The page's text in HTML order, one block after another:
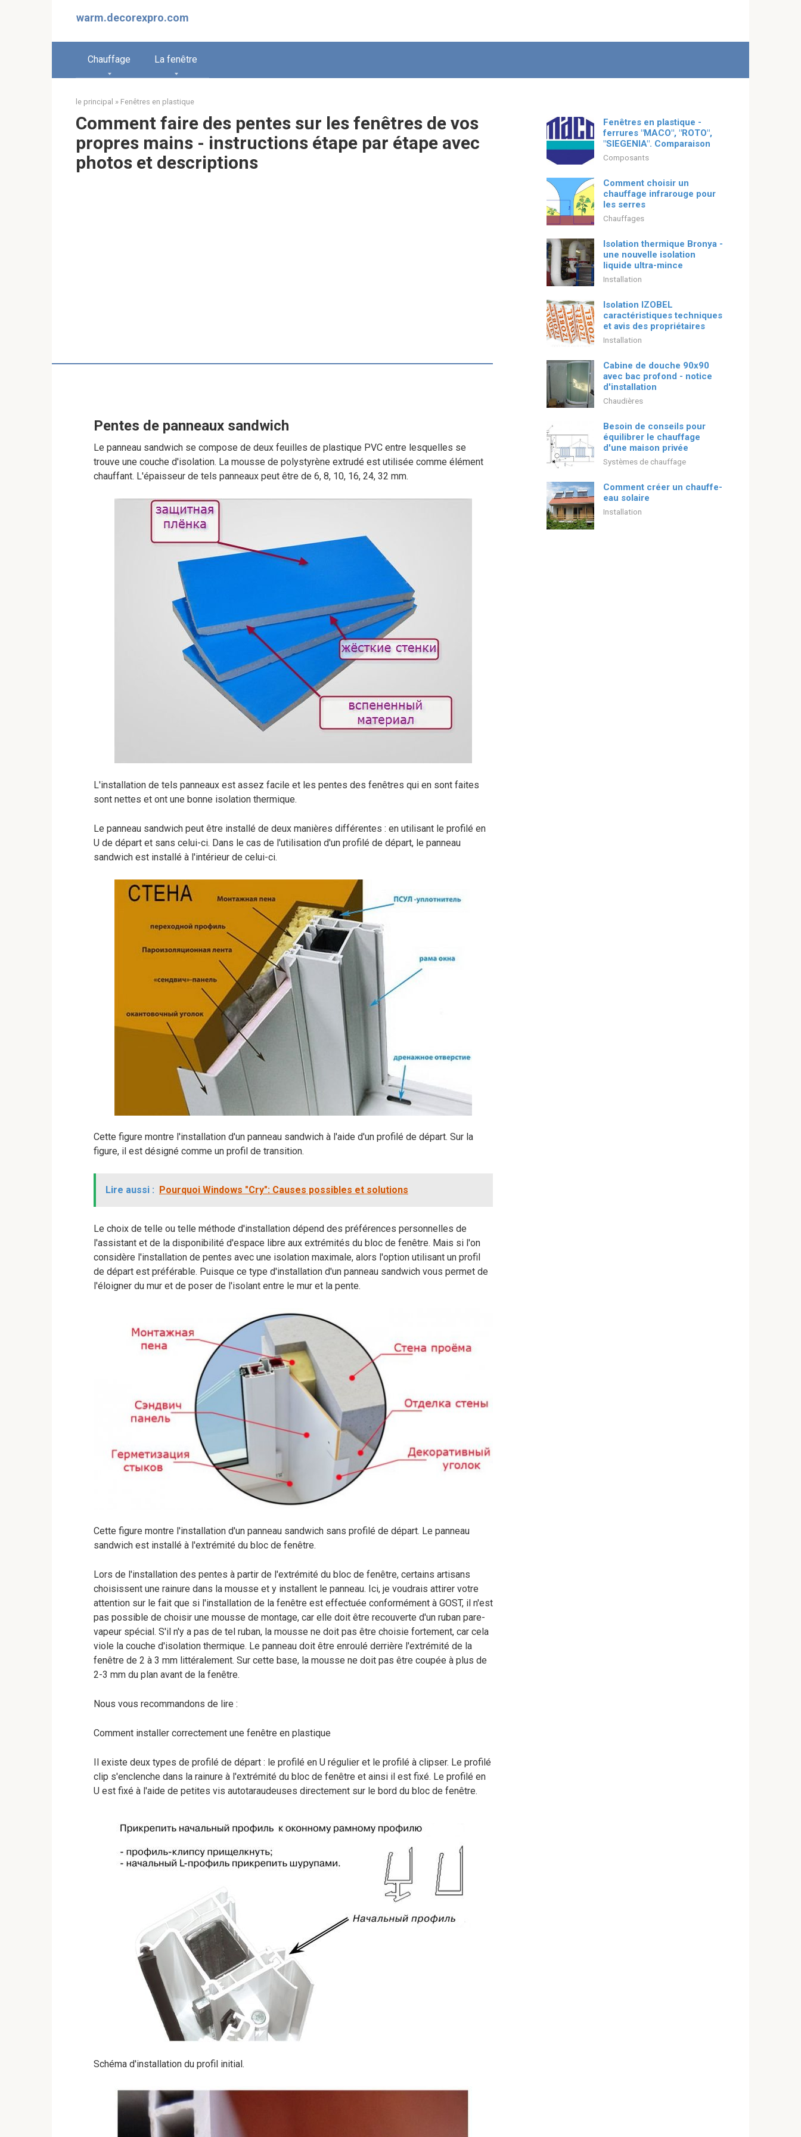
warm.decorexpro.com
Chauffage La fenêtre
le principal » Fenêtres en plastique
Comment faire des pentes sur les fenêtres de vos
propres mains - instructions étape par étape avec
photos et descriptions
Pentes de panneaux sandwich
Le panneau sandwich se compose de deux feuilles de plastique PVC entre lesquelles se
trouve une couche d'isolation. La mousse de polystyrène extrudé est utilisée comme élément
chauffant. L'épaisseur de tels panneaux peut être de 6, 8, 10, 16, 24, 32 mm.
L'installation de tels panneaux est assez facile et les pentes des fenêtres qui en sont faites
sont nettes et ont une bonne isolation thermique.
Le panneau sandwich peut être installé de deux manières différentes : en utilisant le profilé en
U de départ et sans celui-ci. Dans le cas de l'utilisation d'un profilé de départ, le panneau
sandwich est installé à l'intérieur de celui-ci.
Cette figure montre l'installation d'un panneau sandwich à l'aide d'un profilé de départ. Sur la
figure, il est désigné comme un profil de transition.
Lire aussi : Pourquoi Windows "Cry": Causes possibles et solutions
Le choix de telle ou telle méthode d'installation dépend des préférences personnelles de
l'assistant et de la disponibilité d'espace libre aux extrémités du bloc de fenêtre. Mais si l'on
considère l'installation de pentes avec une isolation maximale, alors l'option utilisant un profil
de départ est préférable. Puisque ce type d'installation d'un panneau sandwich vous permet de
l'éloigner du mur et de poser de l'isolant entre le mur et la pente.
Cette figure montre l'installation d'un panneau sandwich sans profilé de départ. Le panneau
sandwich est installé à l'extrémité du bloc de fenêtre.
Lors de l'installation des pentes à partir de l'extrémité du bloc de fenêtre, certains artisans
choisissent une rainure dans la mousse et y installent le panneau. Ici, je voudrais attirer votre
attention sur le fait que si l'installation de la fenêtre est effectuée conformément à GOST, il n'est
pas possible de choisir une mousse de montage, car elle doit être recouverte d'un ruban pare-
vapeur spécial. S'il n'y a pas de tel ruban, la mousse ne doit pas être choisie fortement, car cela
viole la couche d'isolation thermique. Le panneau doit être enroulé derrière l'extrémité de la
fenêtre de 2 à 3 mm littéralement. Sur cette base, la mousse ne doit pas être coupée à plus de
2-3 mm du plan avant de la fenêtre.
Nous vous recommandons de lire :
Comment installer correctement une fenêtre en plastique
Il existe deux types de profilé de départ : le profilé en U régulier et le profilé à clipser. Le profilé
clip s'enclenche dans la rainure à l'extrémité du bloc de fenêtre et ainsi il est fixé. Le profilé en
U est fixé à l'aide de petites vis autotaraudeuses directement sur le bord du bloc de fenêtre.
Schéma d'installation du profil initial.
Fenêtres en plastique -
ferrures "MACO", "ROTO",
"SIEGENIA". Comparaison
Composants
Comment choisir un
chauffage infrarouge pour
les serres
Chauffages
Isolation thermique Bronya -
une nouvelle isolation
liquide ultra-mince
Installation
Isolation IZOBEL
caractéristiques techniques
et avis des propriétaires
Installation
Cabine de douche 90x90
avec bac profond - notice
d'installation
Chaudières
Besoin de conseils pour
équilibrer le chauffage
d'une maison privée
Systèmes de chauffage
Comment créer un chauffe-
eau solaire
Installation